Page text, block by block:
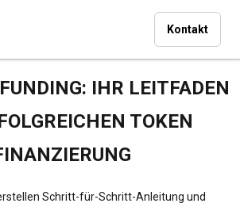
Kontakt
IHR LEITFADEN
TOKEN